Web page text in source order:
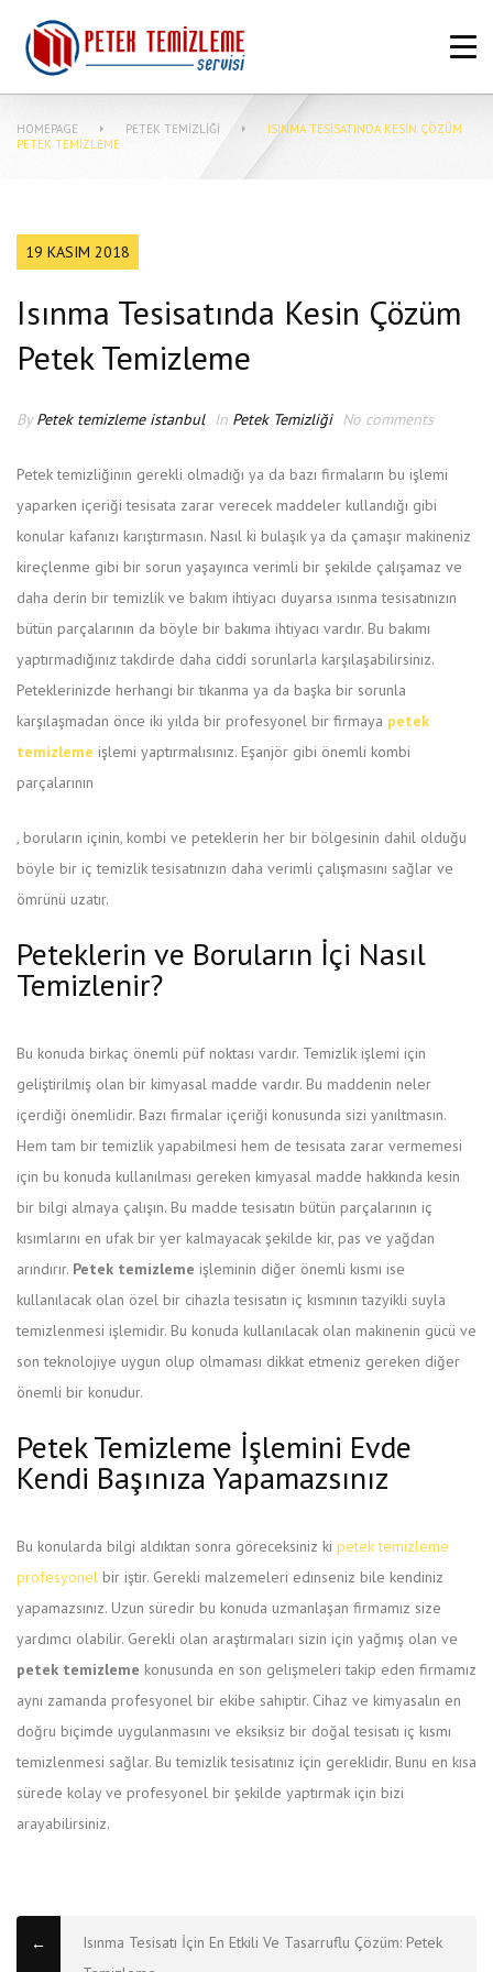
ANASAYFA
HAKKIMIZDA
PETEK TEMIZLEME FIYATLARI
İLETIŞIM
HOMEPAGE PETEK TEMIZLIĞI
ISINMA TESISATINDA KESIN ÇÖZÜM
PETEK TEMIZLEME
19 KASIM 2018
Isınma Tesisatında Kesin Çözüm
Petek Temizleme
ByPetek temizleme istanbul In Petek Temizliği No comments
Petek temizliğinin gerekli olmadığı ya da bazı firmaların bu işlemi
yaparken içeriği tesisata zarar verecek maddeler kullandığı gibi
konular kafanızı karıştırmasın. Nasıl ki bulaşık ya da çamaşır makineniz
kireçlenme gibi bir sorun yaşayınca verimli bir şekilde çalışamaz ve
daha derin bir temizlik ve bakım ihtiyacı duyarsa ısınma tesisatınızın
bütün parçalarının da böyle bir bakıma ihtiyacı vardır. Bu bakımı
yaptırmadığınız takdirde daha ciddi sorunlarla karşılaşabilirsiniz.
Peteklerinizde herhangi bir tıkanma ya da başka bir sorunla
karşılaşmadan önce iki yılda bir profesyonel bir firmaya petek
temizleme işlemi yaptırmalısınız. Eşanjör gibi önemli kombi
parçalarının
2pharmaceuticals.com
, boruların içinin, kombi ve peteklerin her bir bölgesinin dahil olduğu
böyle bir iç temizlik tesisatınızın daha verimli çalışmasını sağlar ve
ömrünü uzatır.
Peteklerin ve Boruların İçi Nasıl
Temizlenir?
Bu konuda birkaç önemli püf noktası vardır. Temizlik işlemi için
geliştirilmiş olan bir kimyasal madde vardır. Bu maddenin neler
içerdiği önemlidir. Bazı firmalar içeriği konusunda sizi yanıltmasın.
Hem tam bir temizlik yapabilmesi hem de tesisata zarar vermemesi
için bu konuda kullanılması gereken kimyasal madde hakkında kesin
bir bilgi almaya çalışın. Bu madde tesisatın bütün parçalarının iç
kısımlarını en ufak bir yer kalmayacak şekilde kir, pas ve yağdan
arındırır. Petek temizleme işleminin diğer önemli kısmı ise
kullanılacak olan özel bir cihazla tesisatın iç kısmının tazyikli suyla
temizlenmesi işlemidir. Bu konuda kullanılacak olan makinenin gücü ve
son teknolojiye uygun olup olmaması dikkat etmeniz gereken diğer
önemli bir konudur.
Petek Temizleme İşlemini Evde
Kendi Başınıza Yapamazsınız
Bu konularda bilgi aldıktan sonra göreceksiniz ki petek temizleme
profesyonel bir iştir. Gerekli malzemeleri edinseniz bile kendiniz
yapamazsınız. Uzun süredir bu konuda uzmanlaşan firmamız size
yardımcı olabilir. Gerekli olan araştırmaları sizin için yağmış olan ve
petek temizleme konusunda en son gelişmeleri takip eden firmamız
aynı zamanda profesyonel bir ekibe sahiptir. Cihaz ve kimyasalın en
doğru biçimde uygulanmasını ve eksiksiz bir doğal tesisatı iç kısmı
temizlenmesi sağlar. Bu temizlik tesisatınız için gereklidir. Bunu en kısa
sürede kolay ve profesyonel bir şekilde yaptırmak için bizi
arayabilirsiniz.
←
Isınma Tesisatı İçin En Etkili Ve Tasarruflu Çözüm: Petek